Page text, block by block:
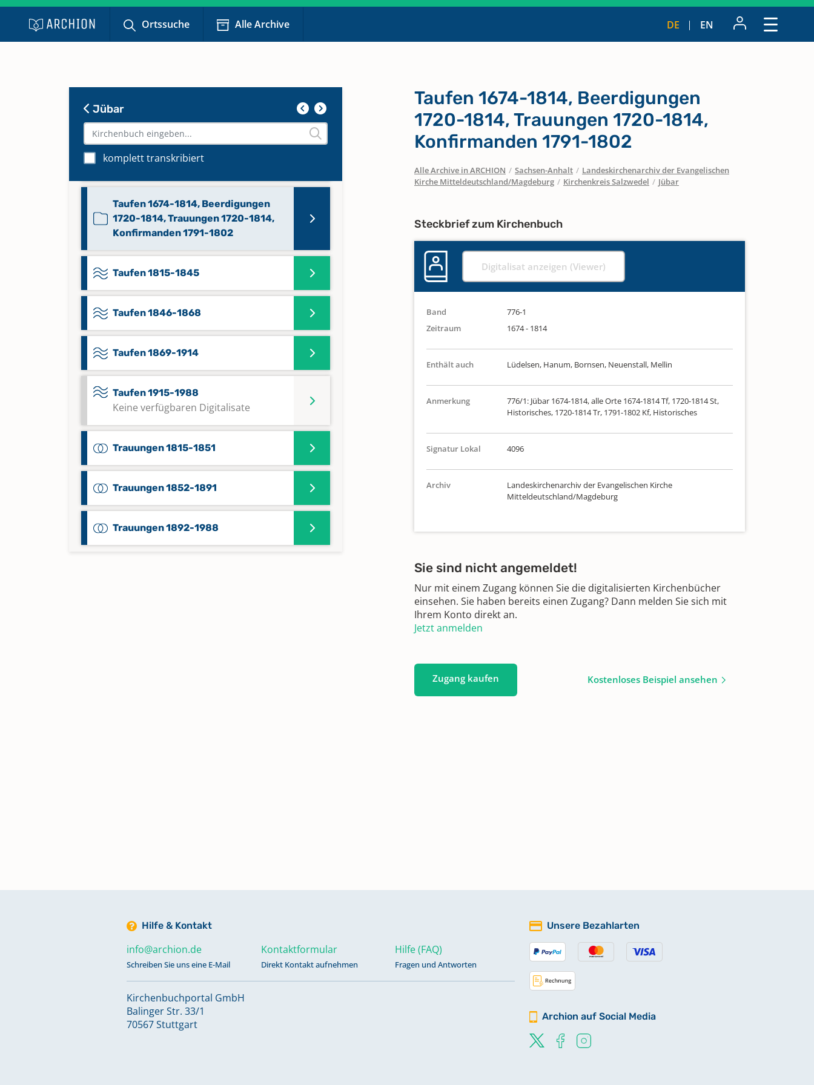
Ortssuche Alle Archive DE EN
Jübar
komplett transkribiert
Kommunikanten Statistik 1815-1879
Kommunikanten Statistik 1880-1961
Taufen 1674-1814, Beerdigungen
1720-1814, Trauungen 1720-1814,
Konfirmanden 1791-1802
Taufen 1815-1845
Taufen 1846-1868
Taufen 1869-1914
Taufen 1915-1988
Keine verfügbaren Digitalisate
Trauungen 1815-1851
Trauungen 1852-1891
Trauungen 1892-1988
Taufen 1674-1814, Beerdigungen
1720-1814, Trauungen 1720-1814,
Konfirmanden 1791-1802
Alle Archive in ARCHION / Sachsen-Anhalt / Landeskirchenarchiv der Evangelischen
Kirche Mitteldeutschland/Magdeburg / Kirchenkreis Salzwedel / Jübar
Steckbrief zum Kirchenbuch
Digitalisat anzeigen (Viewer)
Band
776-1
Zeitraum
1674 - 1814
Enthält auch Lüdelsen, Hanum, Bornsen, Neuenstall, Mellin
Anmerkung
776/1: Jübar 1674-1814, alle Orte 1674-1814 Tf, 1720-1814 St,
Historisches, 1720-1814 Tr, 1791-1802 Kf, Historisches
Signatur Lokal 4096
Archiv
Landeskirchenarchiv der Evangelischen Kirche
Mitteldeutschland/Magdeburg
Sie sind nicht angemeldet!
Nur mit einem Zugang können Sie die digitalisierten Kirchenbücher
einsehen. Sie haben bereits einen Zugang? Dann melden Sie sich mit
Ihrem Konto direkt an.
Jetzt anmelden
Zugang kaufen Kostenloses Beispiel ansehen
Hilfe & Kontakt
info@archion.de
Schreiben Sie uns eine E-Mail
Kontaktformular
Direkt Kontakt aufnehmen
Hilfe (FAQ)
Fragen und Antworten
Kirchenbuchportal GmbH
Balinger Str. 33/1
70567 Stuttgart
Unsere Bezahlarten
Archion auf Social Media